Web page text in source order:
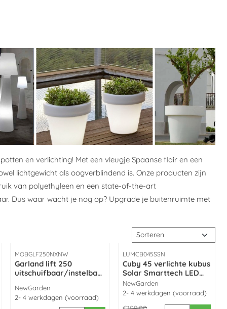
en verlichting! Met een vleugje Spaanse flair en een
lichtgewicht als oogverblindend is. Onze producten zijn
van polyethyleen en een state-of-the-art
Dus waar wacht je nog op? Upgrade je buitenruimte met
Sorteermethode
Artikelnummer
MOBGLF250NXNW
Garland lift 250
uitschuifbaar/instelbaar
by NewGarden
Merk:
NewGarden
2- 4 werkdagen (voorraad)
Artikelnummer
LUMCB045SSN
Cuby 45 verlichte kubus
Solar Smarttech LED
multicolor made by
NewGarden
Merk:
NewGarden
2- 4 werkdagen (voorraad)
Van 109,00 voor 89,00